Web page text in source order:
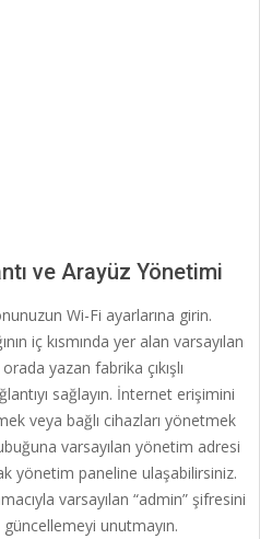
ve Arayüz Yönetimi
Wi-Fi ayarlarına girin.
iç kısmında yer alan varsayılan
yazan fabrika çıkışlı
sağlayın. İnternet erişimini
veya bağlı cihazları yönetmek
varsayılan yönetim adresi
yönetim paneline ulaşabilirsiniz.
varsayılan “admin” şifresini
unutmayın.